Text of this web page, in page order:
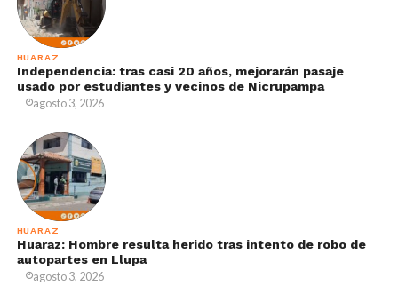
HUARAZ
Independencia: tras casi 20 años, mejorarán pasaje
usado por estudiantes y vecinos de Nicrupampa
agosto 3, 2026
HUARAZ
Huaraz: Hombre resulta herido tras intento de robo de
autopartes en Llupa
agosto 3, 2026